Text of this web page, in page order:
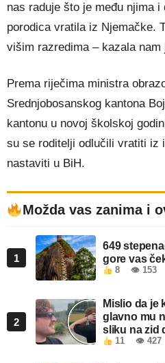
nas raduje što je među njima
porodica vratila iz Njemačke.
višim razredima – kazala
Prema riječima ministra
Srednjobosanskog kantona
kantonu u novoj školskoj
su se roditelji odlučili vratiti iz
nastaviti u BiH.
Možda vas zanima i
1
649
gore vas
8 👁 153
2
Mislio da je
glavno mu
sliku na zid
11 👁 427